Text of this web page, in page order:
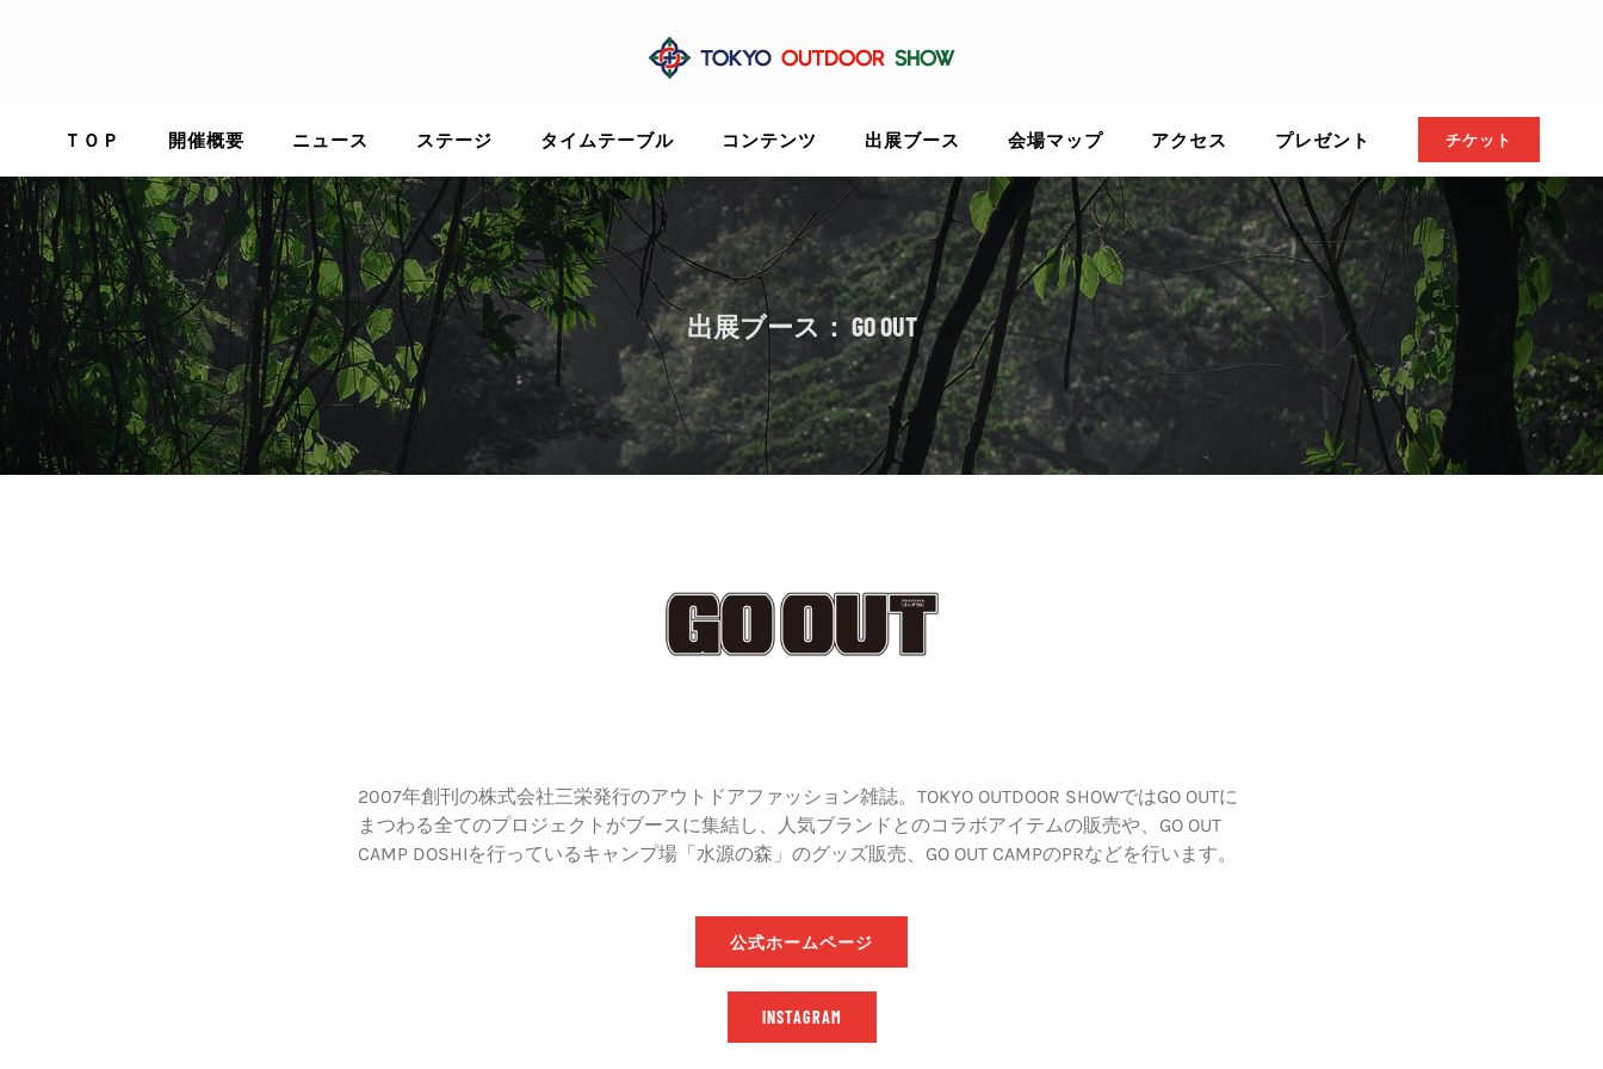
ＴＯＰ 開催概要 ニュース ステージ タイムテーブル コンテンツ 出展ブース 会場マップ アクセス プレゼント チケット
出展ブース： GO OUT
2007年創刊の株式会社三栄発行のアウトドアファッション雑誌。TOKYO OUTDOOR SHOWではGO OUTに
まつわる全てのプロジェクトがブースに集結し、人気ブランドとのコラボアイテムの販売や、GO OUT
CAMP DOSHIを行っているキャンプ場「水源の森」のグッズ販売、GO OUT CAMPのPRなどを行います。
公式ホームページ
INSTAGRAM